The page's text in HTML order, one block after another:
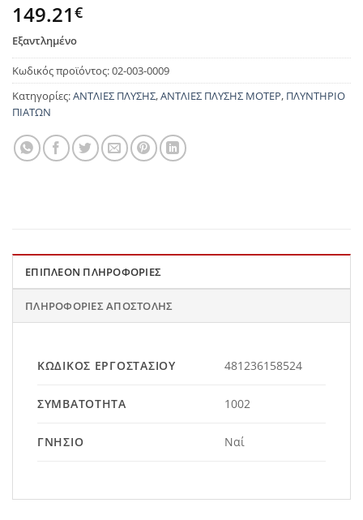
149.21€
Εξαντλημένο
Κωδικός προϊόντος:02-003-0009
Κατηγορίες:ΑΝΤΛΙΕΣ ΠΛΥΣΗΣ,ΑΝΤΛΙΕΣ ΠΛΥΣΗΣ ΜΟΤΕΡ, ΠΛΥΝΤΗΡΙΟ
ΠΙΑΤΩΝ
ΕΠΙΠΛΈΟΝ ΠΛΗΡΟΦΟΡΊΕΣ
ΠΛΗΡΟΦΟΡΊΕΣ ΑΠΟΣΤΟΛΉΣ
ΚΩΔΙΚΌΣ ΕΡΓΟΣΤΑΣΊΟΥ 481236158524
ΣΥΜΒΑΤΌΤΗΤΑ 1002
ΓΝΉΣΙΟ Ναί